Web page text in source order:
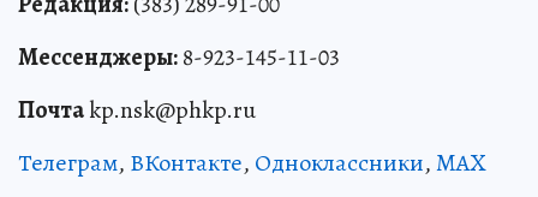
Мессенджеры:8-923-145-11-03
Почтаkp.nsk@phkp.ru
Телеграм, ВКонтакте, Одноклассники,MAX